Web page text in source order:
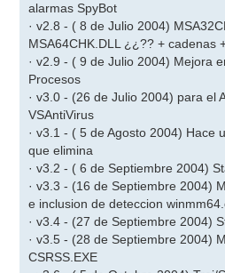
alarmas SpyBot
· v2.8 - ( 8 de Julio 2004)
MSA64CHK.DLL ¿¿?? + cadenas
· v2.9 - ( 9 de Julio 2004) Mejora
Procesos
· v3.0 - (26 de Julio 2004) para el
VSAntiVirus
· v3.1 - ( 5 de Agosto 2004) Hace
que elimina
· v3.2 - ( 6 de Septiembre 2004)
· v3.3 - (16 de Septiembre 2004)
e inclusion de deteccion
· v3.4 - (27 de Septiembre 2004)
· v3.5 - (28 de Septiembre 2004)
CSRSS.EXE